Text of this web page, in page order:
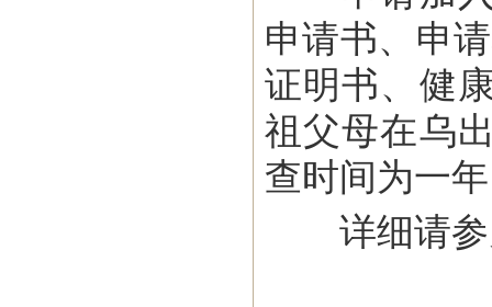
申请书、申
证明书、健
祖父母在乌
查时间为一
详细请参